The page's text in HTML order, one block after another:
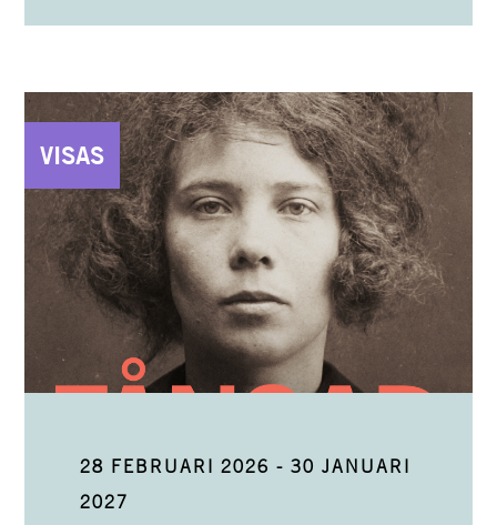
VISAS
28 FEBRUARI 2026 -30 JANUARI
2027